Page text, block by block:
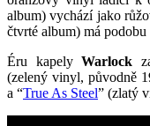
album) vychází jako
čtvrté album) má
Éru kapelyWarlock
(zelený vinyl, původně
a “True As Steel” (zlatý